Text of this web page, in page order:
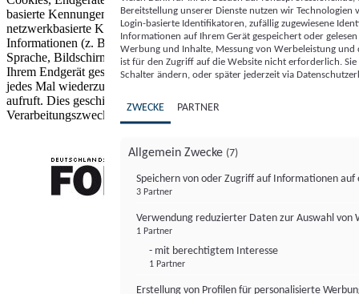
basierte Kennungen, zufällig generierte Kennungen,
netzwerkbasierte Kennungen) können zusammen mit anderen
Informationen (z. B. Browsertyp und Browserinformationen,
Sprache, Bildschirmgröße, unterstützte Technologien usw.) auf
Ihrem Endgerät gespeichert oder von dort ausgelesen werden, um es
jedes Mal wiederzuerkennen, wenn es eine App oder einer Webseite
aufruft. Dies geschieht für einen oder mehrere der hier aufgeführten
Verarbeitungszwecke.
Bereitstellung unserer Dienste nutzen wir Technologien
Login-basierte Identifikatoren, zufällig zugewiesene
Informationen auf Ihrem Gerät gespeichert oder
Werbung und Inhalte, Messung von Werbeleistung
ist für den Zugriff auf die Website nicht erforderlich.
Schalter ändern, oder später jederzeit via
ZWECKE PARTNER
Allgemein Zwecke (7)
Speichern von oder Zugriff auf Informationen auf
3 Partner
Verwendung reduzierter Daten zur Auswahl von
1 Partner
- mit berechtigtem Interesse
1 Partner
Erstellung von Profilen für personalisierte
FONDS professionell